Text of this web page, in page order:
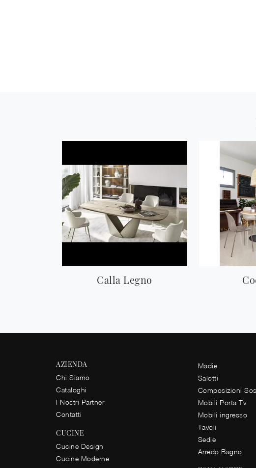
Calla Legno
AZIENDA
Chi Siamo
Cataloghi
I Nostri Partner
Contatti
CUCINE
Cucine Design
Cucine Moderne
Madie
Salotti
Composizioni
Mobili Porta Tv
Mobili ingresso
Tavoli
Sedie
Arredo Bagno